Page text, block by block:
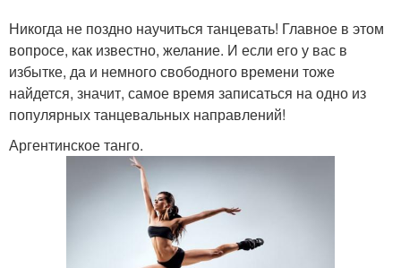
Никогда не поздно научиться танцевать! Главное в этом
вопросе, как известно, желание. И если его у вас в
избытке, да и немного свободного времени тоже
найдется, значит, самое время записаться на одно из
популярных танцевальных направлений!
Аргентинское танго.